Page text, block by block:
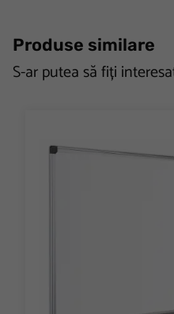
Produse similare
S-ar putea să fiți